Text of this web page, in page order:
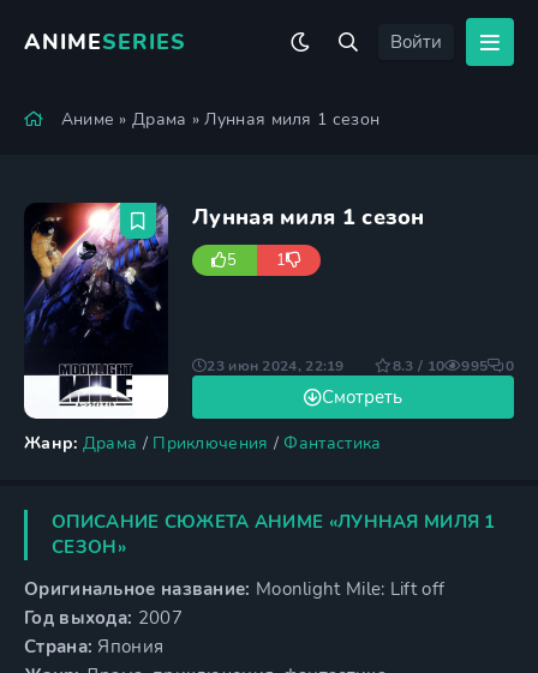
ANIMESERIES Войти
Аниме »Драма » Лунная миля 1 сезон
Лунная миля 1 сезон
5 1
Жанр: Драма / Приключения / Фантастика
Смотреть
23 июн 2024, 22:19 8.3 / 10 995 0
ОПИСАНИЕ СЮЖЕТА АНИМЕ «ЛУННАЯ МИЛЯ 1
СЕЗОН»
Оригинальное название: Moonlight Mile: Lift off
Год выхода: 2007
Страна: Япония